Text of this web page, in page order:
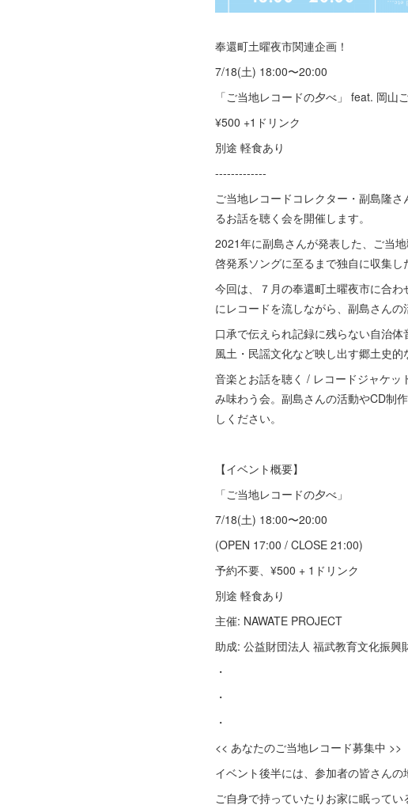
奉還町土曜夜市関連企画！
7/18(土) 18:00〜20:00
「ご当地レコードの夕べ」 feat. 岡山
¥500 +1ドリンク
別途 軽食あり
-------------
ご当地レコードコレクター・副島隆
るお話を聴く会を開催します。
2021年に副島さんが発表した、ご当
啓発系ソングに至るまで独自に収集
今回は、７月の奉還町土曜夜市に合
にレコードを流しながら、副島さん
口承で伝えられ記録に残らない自治
風土・民謡文化など映し出す郷土史的
音楽とお話を聴く / レコードジャケ
み味わう会。副島さんの活動やCD制
しください。
【イベント概要】
「ご当地レコードの夕べ」
7/18(土) 18:00〜20:00
(OPEN 17:00 / CLOSE 21:00)
予約不要、¥500 + 1ドリンク
別途 軽食あり
主催: NAWATE PROJECT
助成: 公益財団法人 福武教育文化振興
・
・
・
<< あなたのご当地レコード募集中 >>
イベント後半には、参加者の皆さん
ご自身で持っていたりお家に眠って